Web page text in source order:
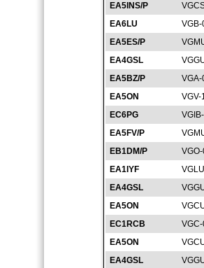
EA5INS/P
EA6LU
EA5ES/P
EA4GSL
EA5BZ/P
EA5ON
VGV-
EC6PG
EA5FV/P
EB1DM/P
EA1IYF
EA4GSL
EA5ON
EC1RCB
EA5ON
EA4GSL